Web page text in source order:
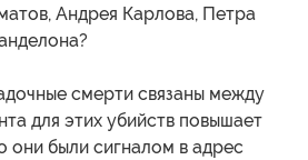
Андрея Карлова, Петра
смерти связаны между
для этих убийств повышает
они были сигналом в адрес